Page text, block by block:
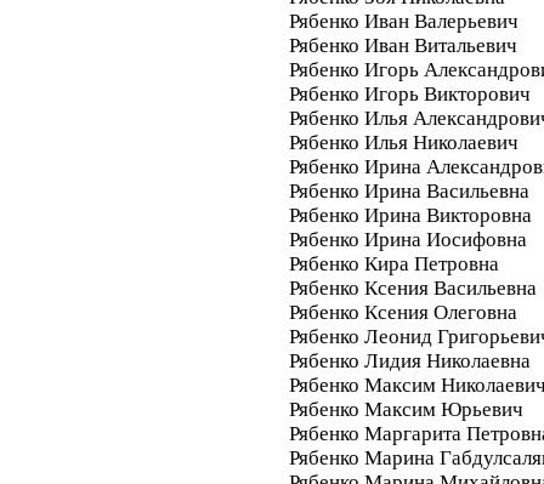
Рябенко Иван Валерьевич
Рябенко Иван Витальевич
Рябенко Игорь
Рябенко Игорь Викторович
Рябенко Илья
Рябенко Илья Николаевич
Рябенко Ирина
Рябенко Ирина Васильевна
Рябенко Ирина Викторовна
Рябенко Ирина Иосифовна
Рябенко Кира Петровна
Рябенко Ксения Васильевна
Рябенко Ксения Олеговна
Рябенко Леонид
Рябенко Лидия Николаевна
Рябенко Максим
Рябенко Максим Юрьевич
Рябенко Маргарита
Рябенко Марина